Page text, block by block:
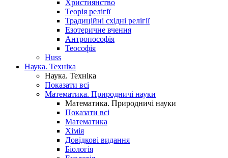
Християнство
Теорія релігії
Традиційні східні релігії
Езотеричне вчення
Антропософія
Теософія
Huss
Наука. Техніка
Наука. Техніка
Показати всі
Математика. Природничі науки
Математика. Природничі науки
Показати всі
Математика
Хімія
Довідкові видання
Біологія